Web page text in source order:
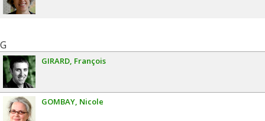
G
GIRARD François
GOMBAY Nicole